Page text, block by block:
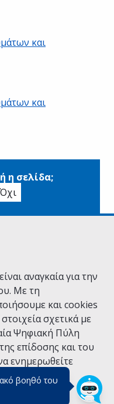
βοηθό του
αναγκαία για την
Με τη
και cookies
σχετικά με
Ψηφιακή Πύλη
επίδοσης και του
ενημερωθείτε
και
και
η σελίδα;